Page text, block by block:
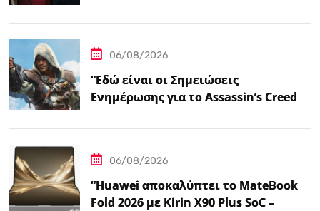
06/08/2026
“Εδώ είναι οι Σημειώσεις
Ενημέρωσης για το Assassin’s Creed
06/08/2026
“Huawei αποκαλύπτει το MateBook
Fold 2026 με Kirin X90 Plus SoC –